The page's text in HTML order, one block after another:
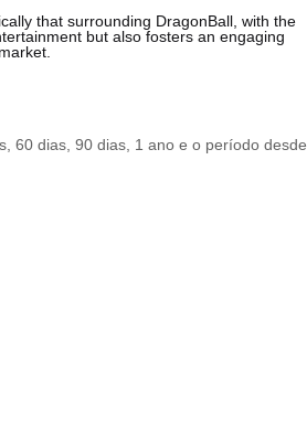
that surrounding DragonBall, with the
but also fosters an engaging
60 dias, 90 dias, 1 ano e o período desde